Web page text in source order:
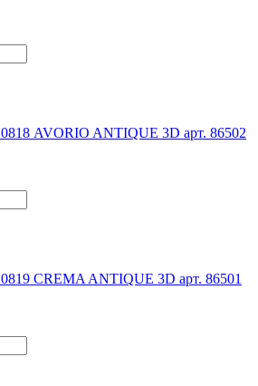
AVORIO ANTIQUE 3D арт. 86502
CREMA ANTIQUE 3D арт. 86501